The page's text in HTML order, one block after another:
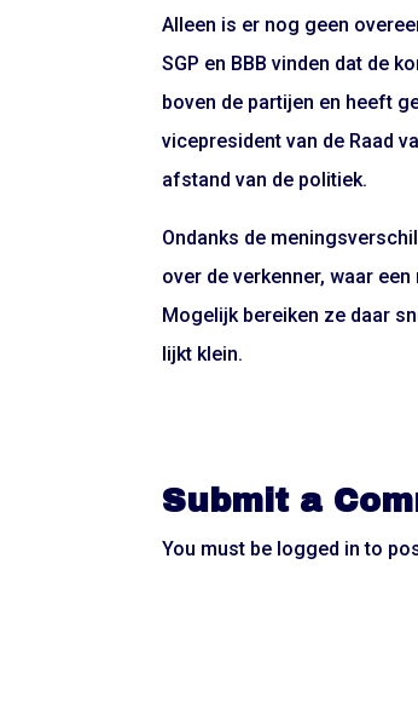
Alleen is er nog geen
SGP en BBB vinden dat de
boven de partijen en heeft
vicepresident van de Raad
afstand van de politiek.
Ondanks de
over de verkenner, waar
Mogelijk bereiken ze daar
lijkt klein.
Submit a
You must be logged in to